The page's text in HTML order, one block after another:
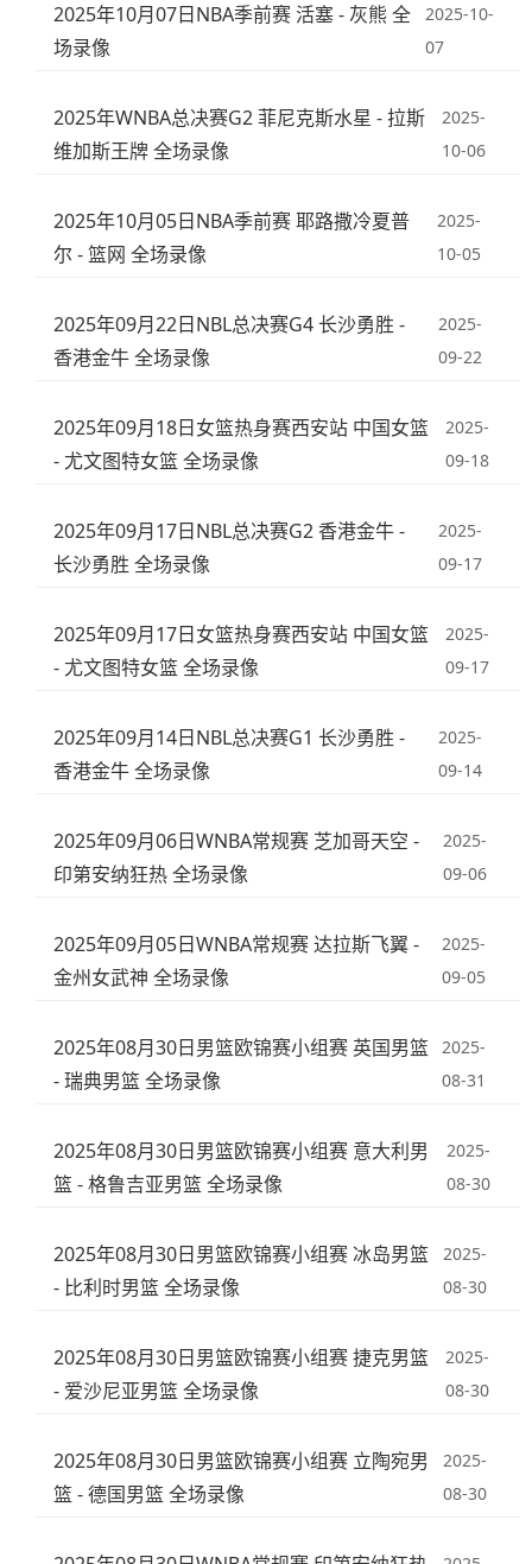
2025年10月07日NBA季前赛 活塞 - 灰熊 全
场录像
2025-10-
07
2025年WNBA总决赛G2 菲尼克斯水星 - 拉斯
维加斯王牌 全场录像
2025-
10-06
2025年10月05日NBA季前赛 耶路撒冷夏普
尔 - 篮网 全场录像
2025-
10-05
2025年09月22日NBL总决赛G4 长沙勇胜 -
香港金牛 全场录像
2025-
09-22
2025年09月18日女篮热身赛西安站 中国女篮
- 尤文图特女篮 全场录像
2025-
09-18
2025年09月17日NBL总决赛G2 香港金牛 -
长沙勇胜 全场录像
2025-
09-17
2025年09月17日女篮热身赛西安站 中国女篮
- 尤文图特女篮 全场录像
2025-
09-17
2025年09月14日NBL总决赛G1 长沙勇胜 -
香港金牛 全场录像
2025-
09-14
2025年09月06日WNBA常规赛 芝加哥天空 -
印第安纳狂热 全场录像
2025-
09-06
2025年09月05日WNBA常规赛 达拉斯飞翼 -
金州女武神 全场录像
2025-
09-05
2025年08月30日男篮欧锦赛小组赛 英国男篮
- 瑞典男篮 全场录像
2025-
08-31
2025年08月30日男篮欧锦赛小组赛 意大利男
篮 - 格鲁吉亚男篮 全场录像
2025-
08-30
2025年08月30日男篮欧锦赛小组赛 冰岛男篮
- 比利时男篮 全场录像
2025-
08-30
2025年08月30日男篮欧锦赛小组赛 捷克男篮
- 爱沙尼亚男篮 全场录像
2025-
08-30
2025年08月30日男篮欧锦赛小组赛 立陶宛男
篮 - 德国男篮 全场录像
2025-
08-30